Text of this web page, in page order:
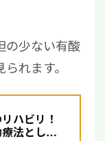
の少ない有酸
れます。
ハビリ！
法として